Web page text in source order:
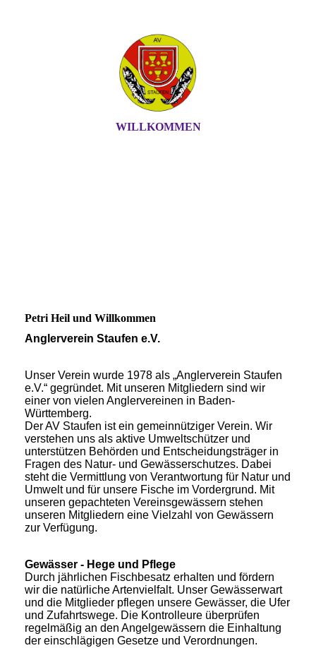
WILLKOMMEN
Petri Heil und Willkommen
Anglerverein Staufen e.V.
Unser Verein wurde 1978 als „Anglerverein Staufen
e.V.“ gegründet. Mit unseren Mitgliedern sind wir
einer von vielen Anglervereinen in Baden-
Württemberg.
Der AV Staufen ist ein gemeinnütziger Verein. Wir
verstehen uns als aktive Umweltschützer und
unterstützen Behörden und Entscheidungsträger in
Fragen des Natur- und Gewässerschutzes. Dabei
steht die Vermittlung von Verantwortung für Natur und
Umwelt und für unsere Fische im Vordergrund. Mit
unseren gepachteten Vereinsgewässern stehen
unseren Mitgliedern eine Vielzahl von Gewässern
zur Verfügung.
Gewässer - Hege und Pflege
Durch jährlichen Fischbesatz erhalten und fördern
wir die natürliche Artenvielfalt. Unser Gewässerwart
und die Mitglieder pflegen unsere Gewässer, die Ufer
und Zufahrtswege. Die Kontrolleure überprüfen
regelmäßig an den Angelgewässern die Einhaltung
der einschlägigen Gesetze und Verordnungen.